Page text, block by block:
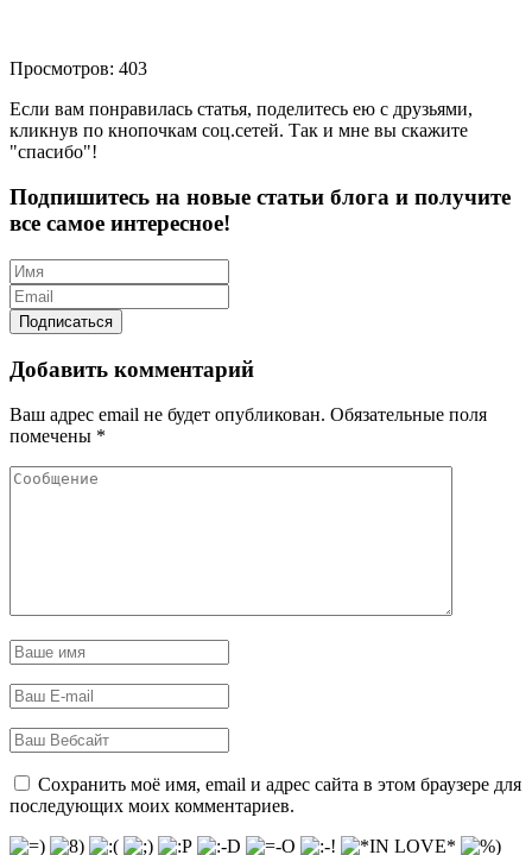
Просмотров: 403
Если вам понравилась статья, поделитесь ею с друзьями,
кликнув по кнопочкам соц.сетей. Так и мне вы скажите
"спасибо"!
Подпишитесь на новые статьи блога и получите
все самое интересное!
Добавить комментарий
Ваш адрес email не будет опубликован. Обязательные поля
помечены *
Сохранить моё имя, email и адрес сайта в этом браузере для
последующих моих комментариев.